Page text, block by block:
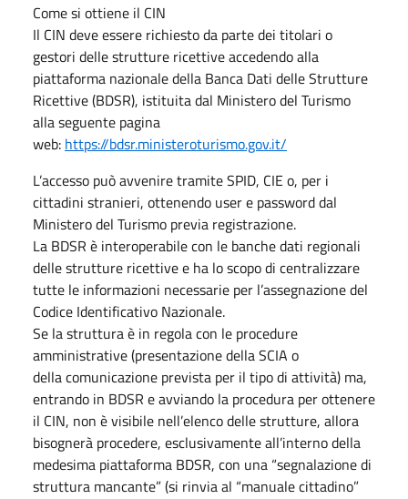
Come si ottiene il CIN
Il CIN deve essere richiesto da parte dei titolari o
gestori delle strutture ricettive accedendo alla
piattaforma nazionale della Banca Dati delle Strutture
Ricettive (BDSR), istituita dal Ministero del Turismo
alla seguente pagina
web: https://bdsr.ministeroturismo.gov.it/
L’accesso può avvenire tramite SPID, CIE o, per i
cittadini stranieri, ottenendo user e password dal
Ministero del Turismo previa registrazione.
La BDSR è interoperabile con le banche dati regionali
delle strutture ricettive e ha lo scopo di centralizzare
tutte le informazioni necessarie per l’assegnazione del
Codice Identificativo Nazionale.
Se la struttura è in regola con le procedure
amministrative (presentazione della SCIA o
della comunicazione prevista per il tipo di attività) ma,
entrando in BDSR e avviando la procedura per ottenere
il CIN, non è visibile nell’elenco delle strutture, allora
bisognerà procedere, esclusivamente all’interno della
medesima piattaforma BDSR, con una “segnalazione di
struttura mancante” (si rinvia al “manuale cittadino”